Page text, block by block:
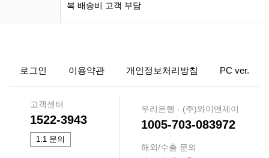
복 배송비 고객 부담
로그인 이용약관 개인정보처리방침 PC ver.
고객센터
1522-3943
1:1 문의
우리은행 · (주)와이앤제이
1005-703-083972
해외/수출 문의